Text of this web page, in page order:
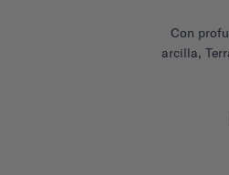
Con
arcilla,